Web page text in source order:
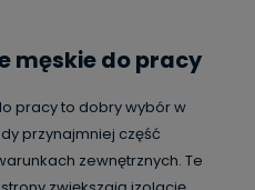
męskie do pracy
pracy to dobry wybór w
przynajmniej część
zewnętrznych. Te